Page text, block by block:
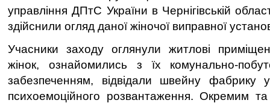
управління ДПтС України в Чернігівській
здійснили огляд даної жіночої виправної
Учасники заходу оглянули житлові
жінок, ознайомились з їх комунально-
забезпеченням, відвідали швейну фабрику
психоемоційного розвантаження. Окремим